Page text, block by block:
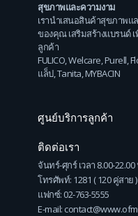
สุขภาพและความงาม
เรานำเสนอสินค้าสุขภาพ
ของคุณ เสริมสร้างแบรนด์
ลูกค้า
FULICO,Welcare,Purell,
แล็ป,Tanita,MYBACIN
ศูนย์บริการลูกค้า
ติดต่อเรา
จันทร์-ศุกร์ เวลา 8.00-22.00
โทรศัพท์: 1281 ( 120 คู่สาย )
แฟกซ์: 02-763-5555
E-mail: